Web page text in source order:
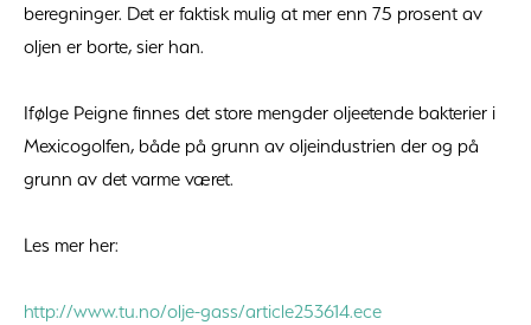
beregninger. Det er faktisk mulig at mer enn 75 prosent av
oljen er borte, sier han.
Ifølge Peigne finnes det store mengder oljeetende bakterier i
Mexicogolfen, både på grunn av oljeindustrien der og på
grunn av det varme været.
Les mer her:
http://www.tu.no/olje-gass/article253614.ece